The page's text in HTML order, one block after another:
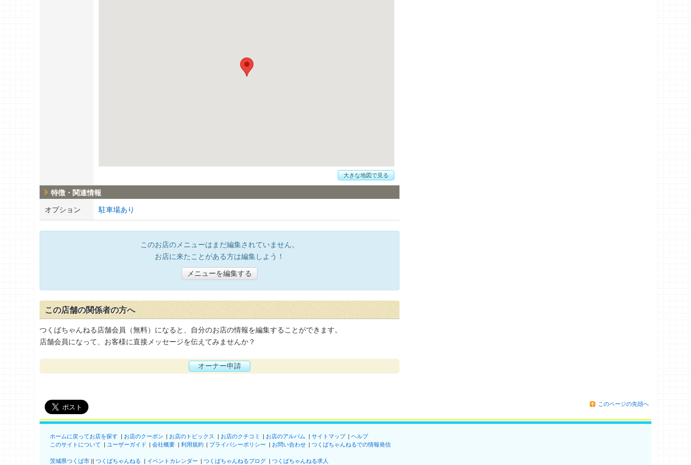
大きな地図で見る
特徴・関連情報
オプション 駐車場あり
このお店のメニューはまだ編集されていません。
お店に来たことがある方は編集しよう！
メニューを編集する
この店舗の関係者の方へ
つくばちゃんねる店舗会員（無料）になると、自分のお店の情報を編集することができます。
店舗会員になって、お客様に直接メッセージを伝えてみませんか？
オーナー申請
このページの先頭へ
ホームに戻ってお店を探す お店のクーポン お店のトピックス お店のクチコミ お店のアルバム サイトマップ
ヘルプ
このサイトについて
ユーザーガイド 会社概要 利用規約 プライバシーポリシー お問い合わせ つくばちゃんねるでの情報発信
茨城県つくば市 つくばちゃんねる イベントカレンダー つくばちゃんねるブログ つくばちゃんねる求人